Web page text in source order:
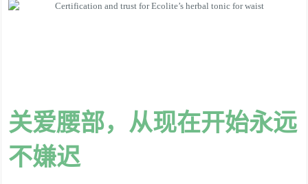
关爱腰部，从现在开始永远
不嫌迟